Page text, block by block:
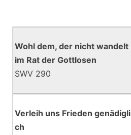
Wohl dem, der nicht wandelt
im Rat der Gottlosen
SWV 290
Verleih uns Frieden genädigli
ch